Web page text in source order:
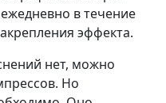
в течение
эффекта.
нет, можно
Но